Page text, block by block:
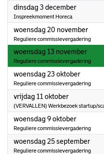
dinsdag 3 december2024
Inspreekmoment Horeca
woensdag 20 november2024
Reguliere commissievergadering
woensdag 13 november2024
Reguliere commissievergadering
woensdag 23 oktober2024
Reguliere commissievergadering
vrijdag 11 oktober2024
(VERVALLEN) Werkbezoek startup/
woensdag 9 oktober2024
Reguliere commissievergadering
woensdag 25 september2024
Reguliere commissievergadering